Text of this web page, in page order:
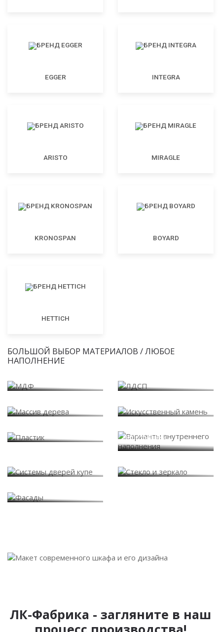
EGGER INTEGRA
ARISTO MIRAGLE
KRONOSPAN BOYARD
HETTICH
БОЛЬШОЙ ВЫБОР МАТЕРИАЛОВ / ЛЮБОЕ
НАПОЛНЕНИЕ
наполнения
ЛК-Фабрика - загляните в наш